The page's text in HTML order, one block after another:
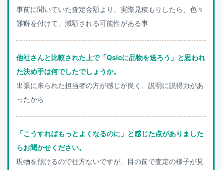
事前に聞いていた査定金額より、実際見積もりしたら、色々
難癖を付けて、減額される可能性がある事
他社さんと比較された上で「Qsicに品物を送ろう」と思われ
た決め手は何でしたでしょうか。
出張に来られた担当者の方が感じが良く、説明に説得力があ
ったから
「こうすればもっとよくなるのに」と感じた点がありました
らお聞かせください。
現物を預けるので仕方ないですが、目の前で査定の様子が見